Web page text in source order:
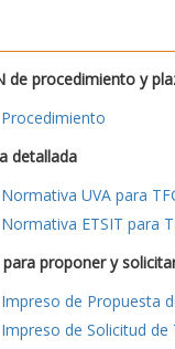
de procedimiento y
Procedimiento
detallada
Normativa UVA para
Normativa ETSIT para
proponer y
Impreso de Propuesta
Impreso de Solicitud de